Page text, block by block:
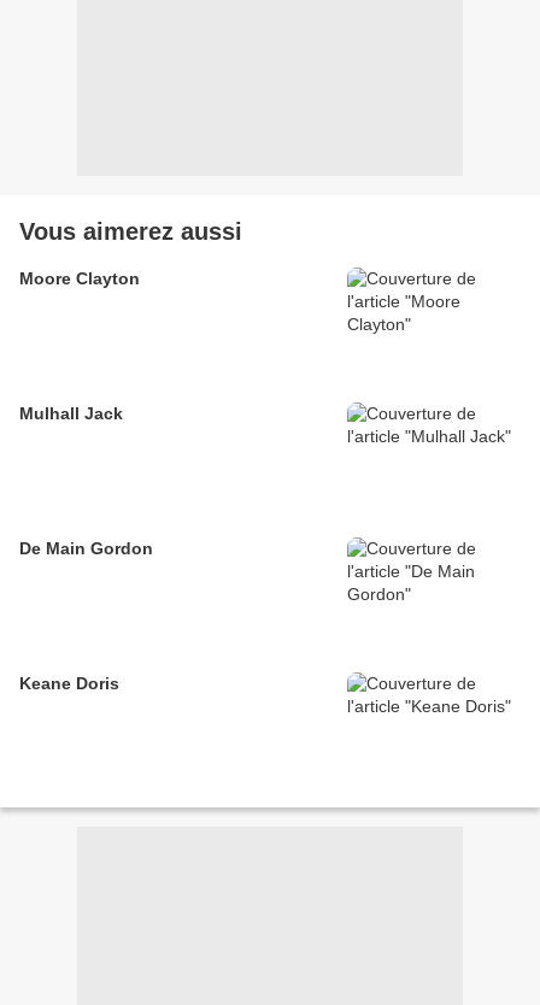
Vous aimerez aussi
Moore Clayton
Mulhall Jack
De Main Gordon
Keane Doris